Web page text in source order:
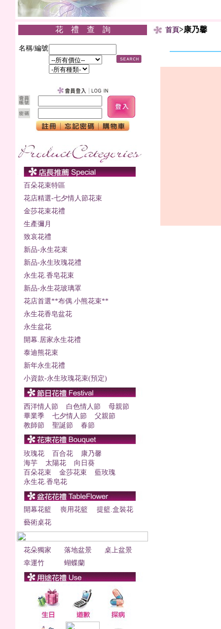
花 禮 查 詢
名稱/編號
首頁>康乃馨
百朵花束特區
花店精選-七夕情人節花束
金莎花束花禮
生產彌月
致哀花禮
新品-永生花束
新品-永生玫瑰花禮
永生花.香皂花束
新品-永生花玻璃罩
花店首選**布偶.小熊花束**
永生花香皂盆花
永生盆花
開幕.居家永生花禮
泰迪熊花束
新年永生花禮
小資款-永生玫瑰花束(預定)
西洋情人節 白色情人節
母親節
畢業季
七夕情人節
父親節
教師節
聖誕節 春節
玫瑰花 百合花
康乃馨
海芋
太陽花
向日葵
百朵花束
金莎花束
藍玫瑰
永生花.香皂花
開幕花籃 喪用花籃
提籃.盒裝花
藝術桌花
花朵獨家 落地盆景
桌上盆景
幸運竹
蝴蝶蘭